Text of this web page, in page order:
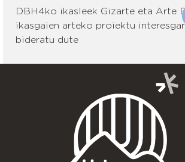
DBH4ko ikasleek Gizarte eta Arte
ikasgaien arteko proiektu
bideratu dute